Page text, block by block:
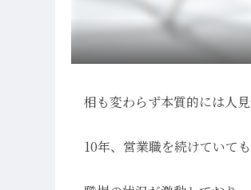
相も変わらず本質的には人見
10年、営業職を続けていて